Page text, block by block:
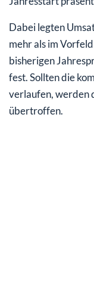
Dabei legten
mehr als im
bisherigen
fest. Sollten die
verlaufen, werden
übertroffen.